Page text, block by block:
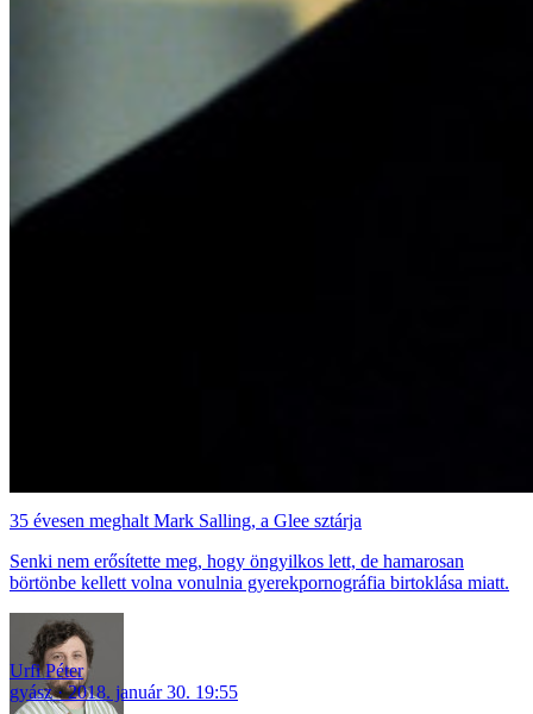
35 évesen meghalt Mark Salling, a Glee sztárja
Senki nem erősítette meg, hogy öngyilkos lett, de hamarosan
börtönbe kellett volna vonulnia gyerekpornográfia birtoklása miatt.
Urfi Péter
gyász
2018. január 30. 19:55